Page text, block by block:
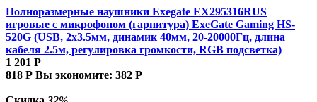
Полноразмерные наушники Exegate EX295316RUS
игровые с микрофоном (гарнитура) ExeGate Gaming HS-
520G (USB, 2x3.5мм, динамик 40мм, 20-20000Гц, длина
кабеля 2.5м, регулировка громкости, RGB подсветка)
1 201 Р
818 Р Вы экономите: 382 Р